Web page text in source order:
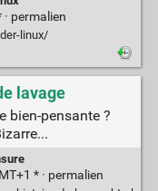
permalien
linux/
lavage
bien-pensante ?
* · permalien